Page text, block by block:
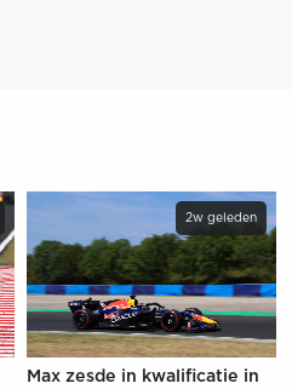
2w geleden
Max zesde in kwalificatie in